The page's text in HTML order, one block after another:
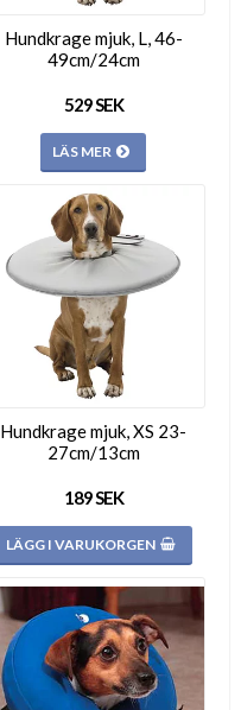
Hundkrage mjuk, L, 46-
49cm/24cm
529 SEK
LÄS MER
Hundkrage mjuk, XS 23-
27cm/13cm
189 SEK
LÄGG I VARUKORGEN